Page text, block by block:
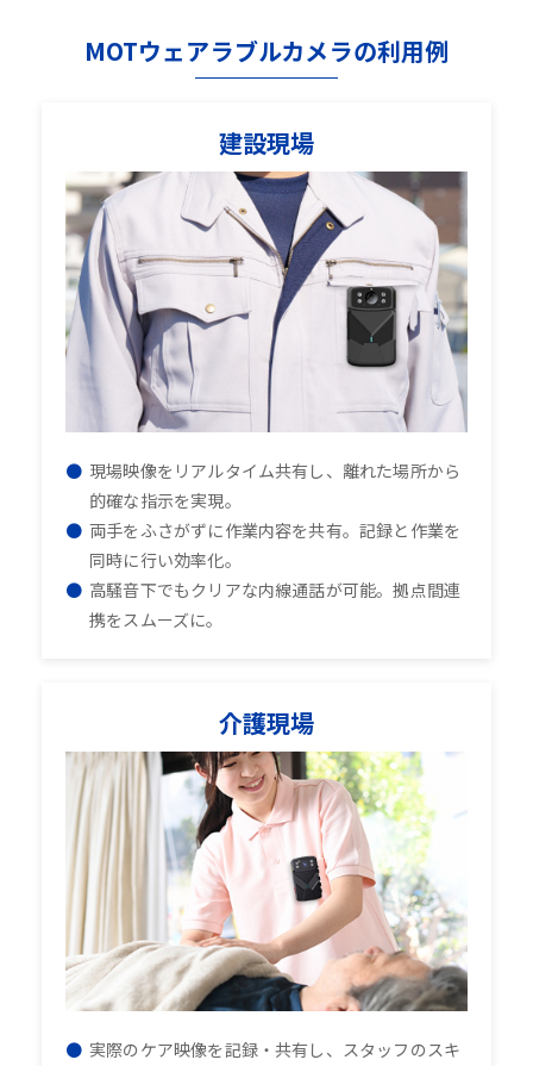
MOTウェアラブルカメラの利用例
建設現場
現場映像をリアルタイム共有し、離れた場所から
的確な指示を実現。
両手をふさがずに作業内容を共有。記録と作業を
同時に行い効率化。
高騒音下でもクリアな内線通話が可能。拠点間連
携をスムーズに。
介護現場
実際のケア映像を記録・共有し、スタッフのスキ